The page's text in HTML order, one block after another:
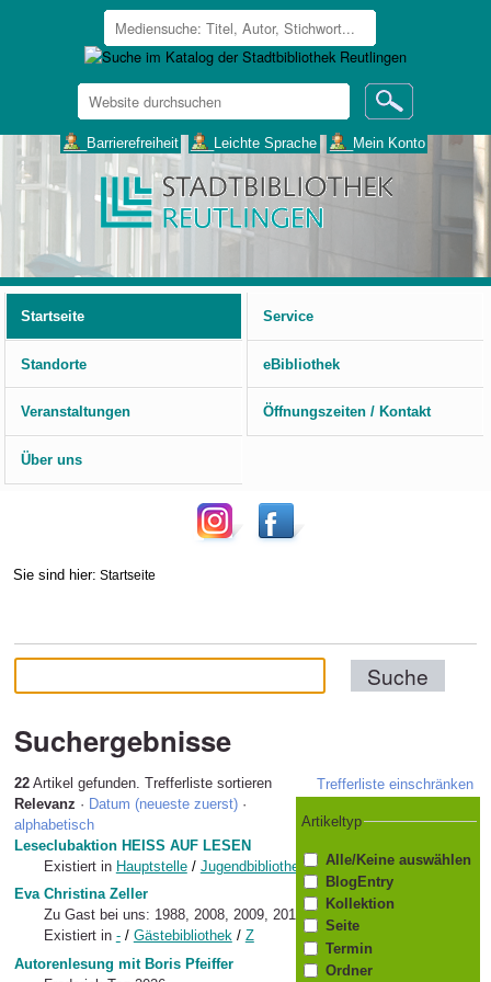
Website
durchsuchen
___Barrierefreiheit ___Leichte Sprache ___Mein Konto
Startseite
Service
Standorte eBibliothek
Veranstaltungen Öffnungszeiten / Kontakt
Über uns
Sie sind hier: Startseite
Suchergebnisse
22Artikel gefunden. Trefferliste einschränken
Artikeltyp
Alle/Keine auswählen
BlogEntry
Kollektion
Seite
Termin
Ordner
Trefferliste sortieren
Relevanz · Datum (neueste zuerst) ·
alphabetisch
Leseclubaktion HEISS AUF LESEN
Existiert in Hauptstelle / Jugendbibliothek / Veranstaltungen
Eva Christina Zeller
Zu Gast bei uns: 1988, 2008, 2009, 2013, 2020
Existiert in - / Gästebibliothek / Z
Autorenlesung mit Boris Pfeiffer